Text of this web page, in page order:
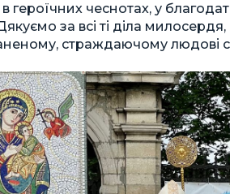
героїчних чеснотах, у
за всі ті діла милосердя,
страждаючому людові